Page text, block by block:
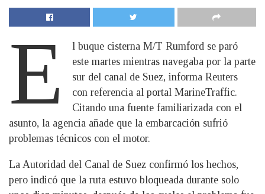
E
l buque cisterna M/T Rumford se paró
este martes mientras navegaba por la parte
sur del canal de Suez, informa Reuters
con referencia al portal MarineTraffic.
Citando una fuente familiarizada con el
asunto, la agencia añade que la embarcación sufrió
problemas técnicos con el motor.
La Autoridad del Canal de Suez confirmó los hechos,
pero indicó que la ruta estuvo bloqueada durante solo